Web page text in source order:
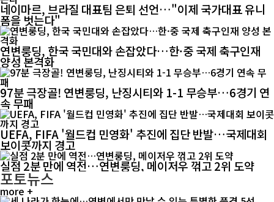
네이마르, 브라질 대표팀 은퇴 선언…"이제 국가대표 유니
폼을 벗는다"
연변룽딩, 한국 국민대와 손잡았다…한·중 국제 축구인재
양성 본격화
97분 극장골! 연변룽딩, 난징시티와 1-1 무승부…6경기 연
속 무패
UEFA, FIFA '월드컵 민영화' 추진에 집단 반발…국제대회
보이콧까지 경고
실점 2분 만에 역전…연변룽딩, 메이저우 꺾고 2위 도약
포토뉴스
more +